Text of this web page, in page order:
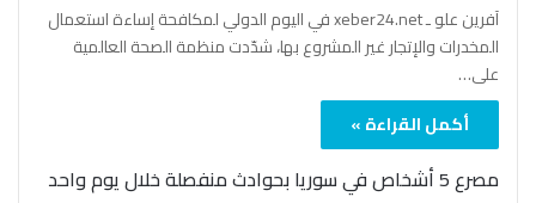
آفرين علو ـ xeber24.net في اليوم الدولي لمكافحة إساءة استعمال
المخدرات والإتجار غير المشروع بها، شدّدت منظمة الصحة العالمية
على…
أكمل القراءة »
مصرع 5 أشخاص في سوريا بحوادث منفصلة خلال يوم واحد